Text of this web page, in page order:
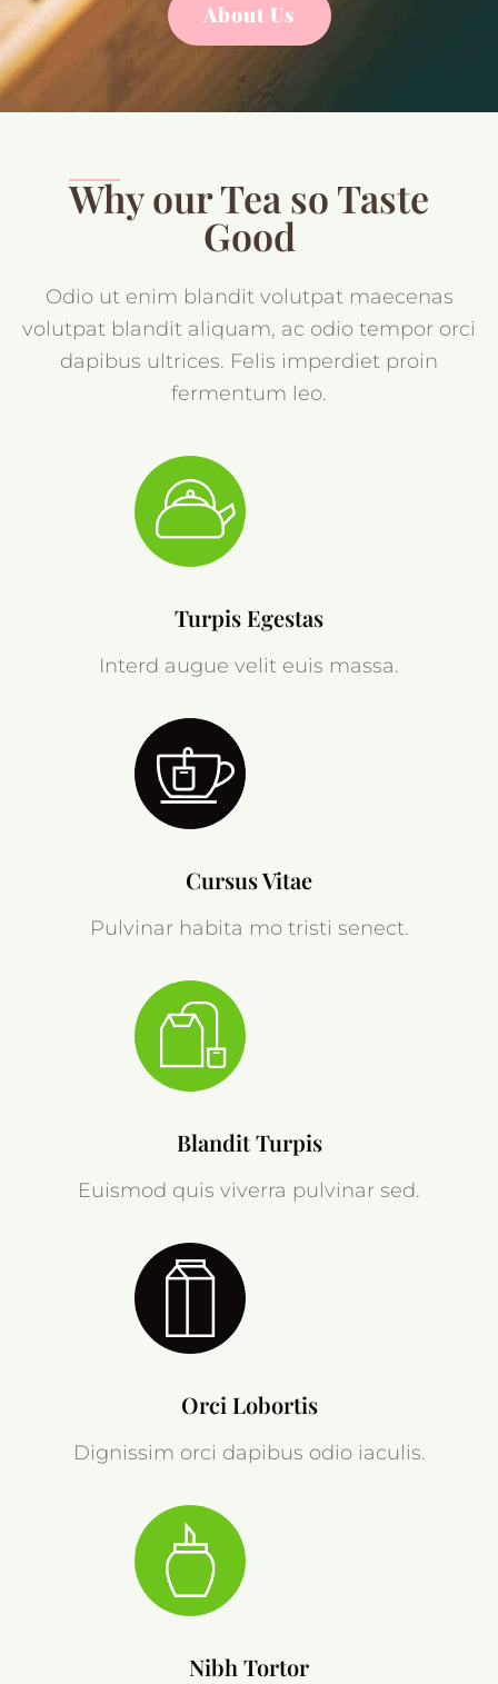
About Us
Why our Tea so Taste
Good
Odio ut enim blandit volutpat maecenas
volutpat blandit aliquam, ac odio tempor orci
dapibus ultrices. Felis imperdiet proin
fermentum leo.
Turpis Egestas
Interd augue velit euis massa.
Cursus Vitae
Pulvinar habita mo tristi senect.
Blandit Turpis
Euismod quis viverra pulvinar sed.
Orci Lobortis
Dignissim orci dapibus odio iaculis.
Nibh Tortor